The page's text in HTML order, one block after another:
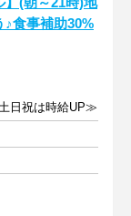
♪食事補助30%
日祝は時給UP≫